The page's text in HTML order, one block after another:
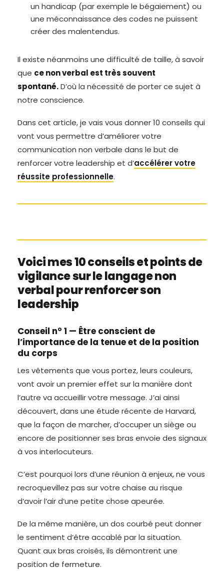
un handicap (par exemple le bégaiement) ou
une méconnaissance des codes ne puissent
créer des malentendus.
Il existe néanmoins une difficulté de taille, à savoir
que ce non verbal est très souvent
spontané.D’où la nécessité de porter ce sujet à
notre conscience.
Dans cet article, je vais vous donner 10 conseils qui
vont vous permettre d’améliorer votre
communication non verbale dans le but de
renforcer votre leadership et d’accélérer votre
réussite professionnelle.
Voici mes 10 conseils et points de
vigilance sur le langage non
verbal pour renforcer son
leadership
Conseil n° 1 — Être conscient de
l’importance de la tenue et de la position
du corps
Les vêtements que vous portez, leurs couleurs,
vont avoir un premier effet sur la manière dont
l’autre va accueillir votre message. J’ai ainsi
découvert, dans une étude récente de Harvard,
que la façon de marcher, d’occuper un siège ou
encore de positionner ses bras envoie des signaux
à vos interlocuteurs.
C’est pourquoi lors d’une réunion à enjeux, ne vous
recroquevillez pas sur votre chaise au risque
d’avoir l’air d’une petite chose apeurée.
De la même manière, un dos courbé peut donner
le sentiment d’être accablé par la situation.
Quant aux bras croisés, ils démontrent une
position de fermeture.